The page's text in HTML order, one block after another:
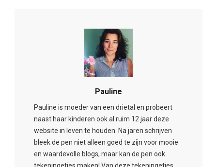
Pauline
Pauline is moeder van een drietal en probeert
naast haar kinderen ook al ruim 12 jaar deze
website in leven te houden. Na jaren schrijven
bleek de pen niet alleen goed te zijn voor mooie
en waardevolle blogs, maar kan de pen ook